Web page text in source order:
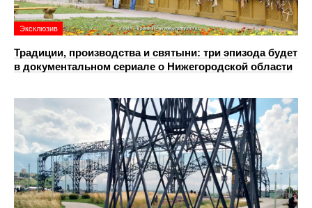
Эксклюзив
Традиции, производства и святыни: три эпизода будет
в документальном сериале о Нижегородской области